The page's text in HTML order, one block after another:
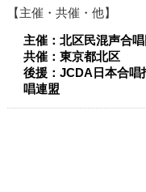
主催・共催・他
主催：北区民混声合
共催：東京都北区
後援：JCDA日本合唱
唱連盟